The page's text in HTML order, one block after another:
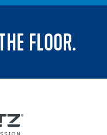
FLOOR.